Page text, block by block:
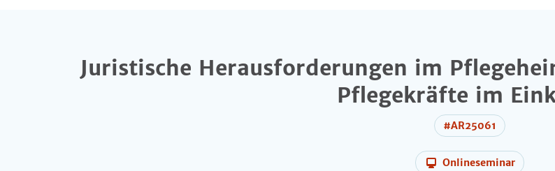
Juristische Herausforderungen im
Pflegekräfte im
#AR25061
Onlineseminar